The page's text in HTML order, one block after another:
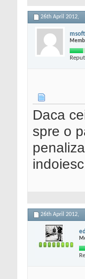
26th April 2012,
msoft
Daca
spre o
26th April 2012,